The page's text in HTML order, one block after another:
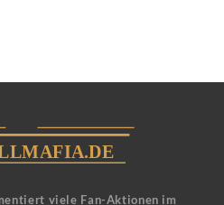
viele Fan-Aktionen im